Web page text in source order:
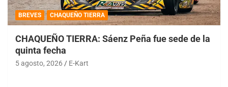
BREVES CHAQUEÑO TIERRA
CHAQUEÑO TIERRA: Sáenz Peña fue sede de la
quinta fecha
5 agosto, 2026 E-Kart